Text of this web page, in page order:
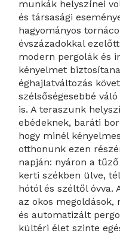
munkák helyszínei
és társasági
hagyományos
évszázadokkal
modern pergolák és
kényelmet
éghajlatváltozás
szélsőségesebbé
is. A teraszunk
ebédeknek, baráti
hogy minél
otthonunk ezen
napján: nyáron a
kerti székben ülve,
hótól és széltől óvva.
az okos
és automatizált
kültéri élet szinte